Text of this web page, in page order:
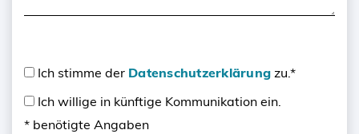
Ich stimme der Datenschutzerklärung zu.*
Ich willige in künftige Kommunikation ein.
* benötigte Angaben